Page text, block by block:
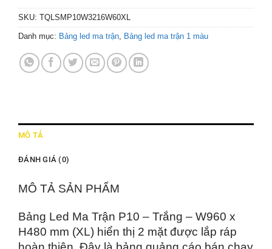
SKU: TQLSMP10W3216W60XL
Danh mục: Bảng led ma trận Bảng led ma trận 1 màu
MÔ TẢ
ĐÁNH GIÁ (0)
MÔ TẢ SẢN PHẨM
Bảng Led Ma Trận P10 – Trắng – W960 x
H480 mm (XL) hiển thị 2 mặt được lắp ráp